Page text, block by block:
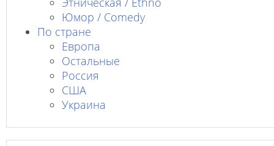
Юмор / Comedy
По стране
Европа
Остальные
Россия
США
Украина